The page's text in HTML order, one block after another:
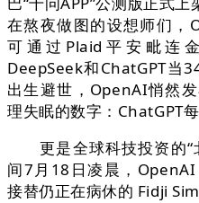
在熬夜做图的设想师们，
可通过Plaid平安毗连
DeepSeek和ChatGPT当
出生避世，OpenAI悄然
理失眠的数字：ChatGPT
更是全球科技投资的“
间7月18日凌晨，
接替仍正在病休的 Fidji